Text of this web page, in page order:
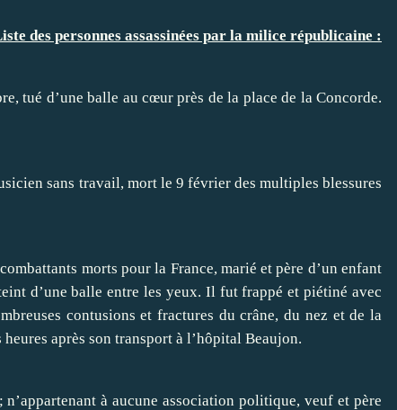
des personnes assassinées par la milice républicaine :
tué d’une balle au cœur près de la place de la Concorde.
sans travail, mort le 9 février des multiples blessures
morts pour la France, marié et père d’un enfant
d’une balle entre les yeux. Il fut frappé et piétiné avec
contusions et fractures du crâne, du nez et de la
après son transport à l’hôpital Beaujon.
à aucune association politique, veuf et père